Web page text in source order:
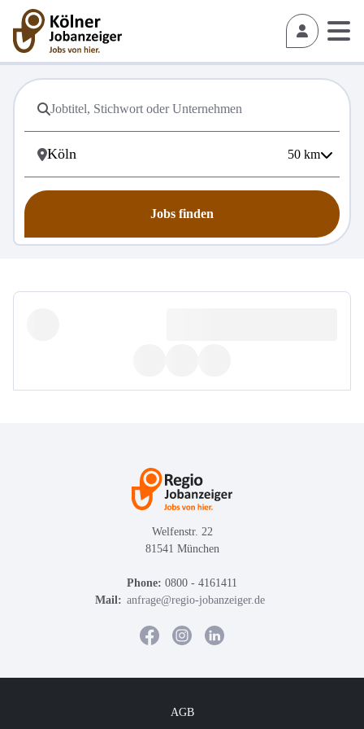
50 km
Jobs finden
Welfenstr. 22
81541 München
Phone: 0800 - 4161411
Mail: anfrage@regio-jobanzeiger.de
AGB